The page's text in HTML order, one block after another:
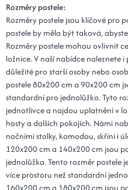
Rozměry postele:
Rozměry postele jsou klíčové pro
postele by měla být taková,
Rozměry postele mohou ovlivnit
ložnice. V naší nabídce naleznete i
důležité pro starší osoby nebo
postele 80x200 cm a 90x200 cm
standardní pro jednolůžko. Tyto
jednotlivce a najdou uplatnění v
hosty a dalších pokojích. Námi
nočními stolky, komodou, skříní i
120x200 cm a 140x200 cm jsou
jednolůžka. Tento rozměr postele
více prostoru než standardní
160x200 cm a 180x200 cm jsou